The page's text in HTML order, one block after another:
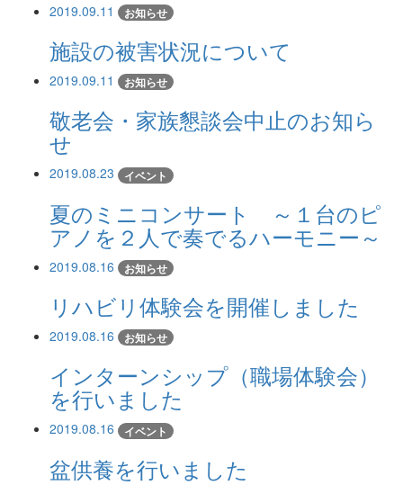
2019.09.11 お知らせ
施設の被害状況について
2019.09.11 お知らせ
敬老会・家族懇談会中止のお知ら
せ
2019.08.23 イベント
夏のミニコンサート ～１台のピ
アノを２人で奏でるハーモニー～
2019.08.16 お知らせ
リハビリ体験会を開催しました
2019.08.16 お知らせ
インターンシップ（職場体験会）
を行いました
2019.08.16 イベント
盆供養を行いました